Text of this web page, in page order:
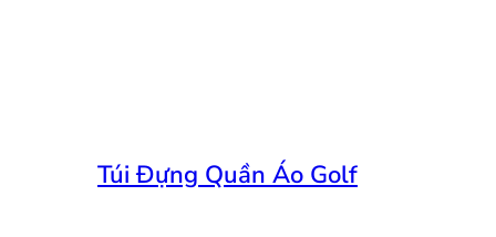
Túi Đựng Quần Áo Golf